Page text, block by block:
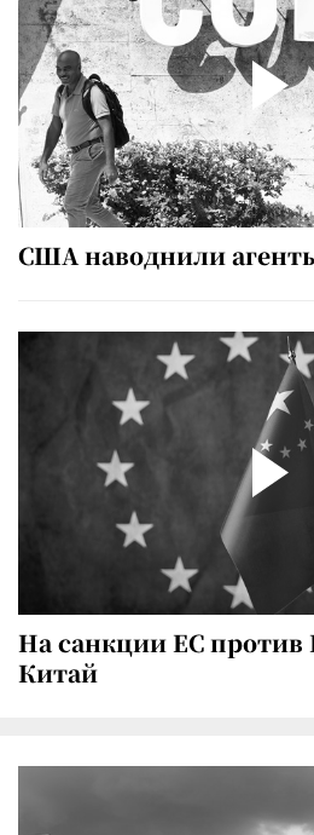
США наводнили
На санкции ЕС против
Китай